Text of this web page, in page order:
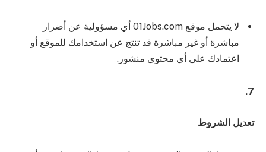
لا يتحمل موقع 01Jobs.com أي مسؤولية عن أضرار
مباشرة أو غير مباشرة قد تنتج عن استخدامك للموقع أو
اعتمادك على أي محتوى منشور.
7.
تعديل الشروط